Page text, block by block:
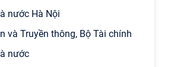
nước Hà Nội
và Truyền thông, Bộ Tài chính
nước